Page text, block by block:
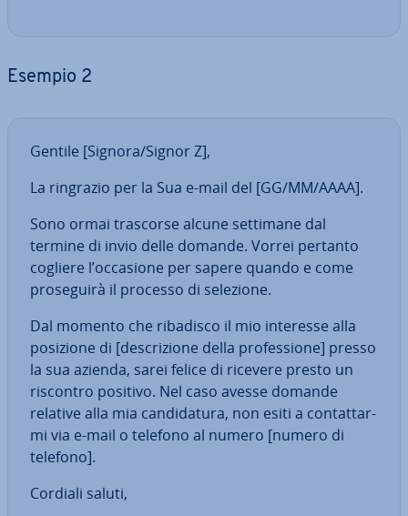
Esempio 2
Gentile [Signora/Signor Z],
La ringrazio per la Sua e-mail del [GG/MM/AAAA].
Sono ormai trascorse alcune settimane dal
termine di invio delle domande. Vorrei pertanto
cogliere l’occasione per sapere quando e come
pro­se­gui­rà il processo di selezione.
Dal momento che ribadisco il mio interesse alla
posizione di [de­scri­zio­ne della pro­fes­sio­ne] presso
la sua azienda, sarei felice di ricevere presto un
riscontro positivo. Nel caso avesse domande
relative alla mia can­di­da­tu­ra, non esiti a con­tat­tar­
mi via e-mail o telefono al numero [numero di
telefono].
Cordiali saluti,